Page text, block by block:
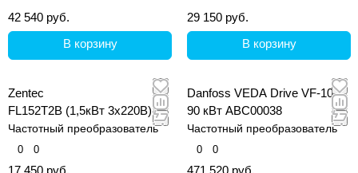
42 540 руб.
В корзину
29 150 руб.
В корзину
Zentec
FL152T2B (1,5кВт 3х220В)
Частотный преобразователь
0 0
17 450 руб.
Danfoss VEDA Drive VF-101
90 кВт ABС00038
Частотный преобразователь
0 0
471 520 руб.